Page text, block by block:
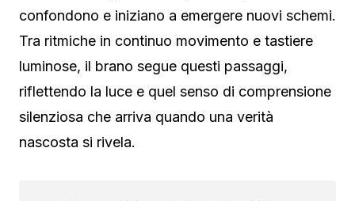
confondono e iniziano a emergere nuovi schemi.
Tra ritmiche in continuo movimento e tastiere
luminose, il brano segue questi passaggi,
riflettendo la luce e quel senso di comprensione
silenziosa che arriva quando una verità
nascosta si rivela.